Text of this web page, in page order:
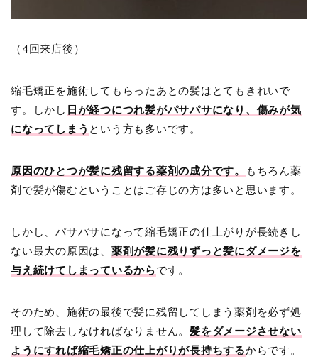
（4回来店後）
縮毛矯正を施術してもらったあとの髪はとてもきれいで
す。しかし 日が経つにつれ髪がパサパサになり、傷みが気
になってしまう という方も多いです。
原因のひとつが髪に残留する薬剤の成分です。
もちろん薬
剤で髪が傷むということはご存じの方は多いと思います。
しかし、パサパサになって縮毛矯正の仕上がりが長続きし
ない最大の原因は、 薬剤が髪に残りずっと髪にダメージを
与え続けてしまっているからです。
そのため、施術の最後で髪に残留してしまう薬剤を必ず処
理して除去しなければなりません。髪をダメージさせない
ようにすれば縮毛矯正の仕上がりが長持ちするからです。